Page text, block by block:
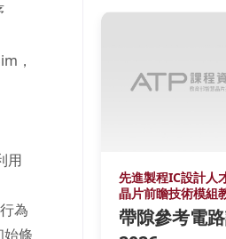
，
用
為
條
偵
先進製程IC設計人
晶片前瞻技術模組
帶隙參考電